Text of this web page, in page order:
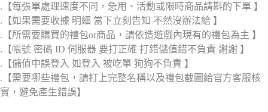
.【每張單處理速度不同，急用、活動或限時商品請斟酌下單 】
.【如果需要收據 明細 當下立刻告知 不然沒辦法給 】
.【所需要購買的禮包or商品，請依造遊戲內現有的禮包為主 】
.【帳號 密碼 ID 伺服器 要打正確 打錯儲值錯不負責 謝謝 】
.【儲值中誤登入 如登入 被吃單 狗狗不負責 】
.【需要哪些禮包，請打上完整名稱以及禮包截圖給官方客服核
實，避免產生錯誤】